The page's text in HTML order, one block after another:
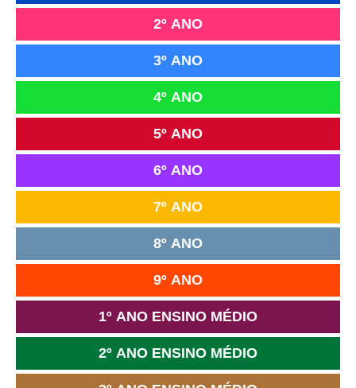
2º ANO
3º ANO
4º ANO
5º ANO
6º ANO
7º ANO
8º ANO
9º ANO
1º ANO ENSINO MÉDIO
2º ANO ENSINO MÉDIO